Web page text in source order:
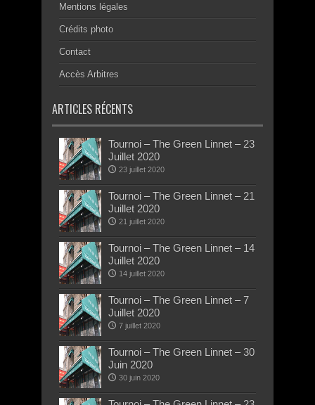
Mentions légales
Crédits photo
Contact
Accès Arbitres
ARTICLES RÉCENTS
Tournoi – The Green Linnet – 23
Juillet 2020
23 juillet 2020
Tournoi – The Green Linnet – 21
Juillet 2020
21 juillet 2020
Tournoi – The Green Linnet – 14
Juillet 2020
14 juillet 2020
Tournoi – The Green Linnet – 7
Juillet 2020
7 juillet 2020
Tournoi – The Green Linnet – 30
Juin 2020
30 juin 2020